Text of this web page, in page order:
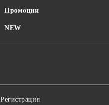
Промоции
NEW
Регистрация